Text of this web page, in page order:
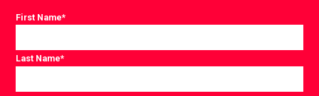
First Name*
Last Name*